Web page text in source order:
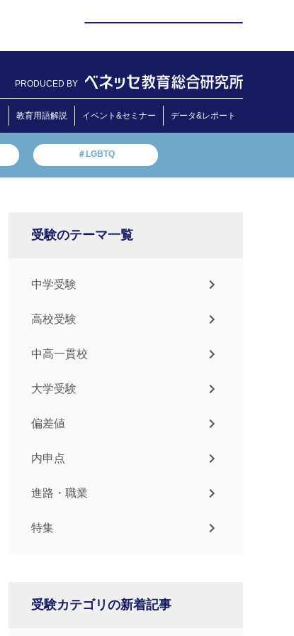
PRODUCED BY
教育用語解説 イベント&セミナー データ&レポート
＃LGBTQ
受験のテーマ一覧
中学受験
高校受験
中高一貫校
大学受験
偏差値
内申点
進路・職業
特集
受験カテゴリの新着記事